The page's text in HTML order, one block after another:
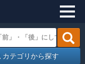
カテゴリから探す